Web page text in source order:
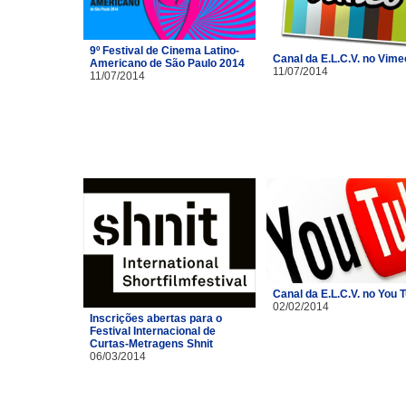
9º Festival de Cinema Latino-
Americano de São Paulo 2014
11/07/2014
Canal da E.L.C.V. no
11/07/2014
Inscrições abertas para o
Festival Internacional de
Curtas-Metragens Shnit
06/03/2014
Canal da E.L.C.V. no You
02/02/2014